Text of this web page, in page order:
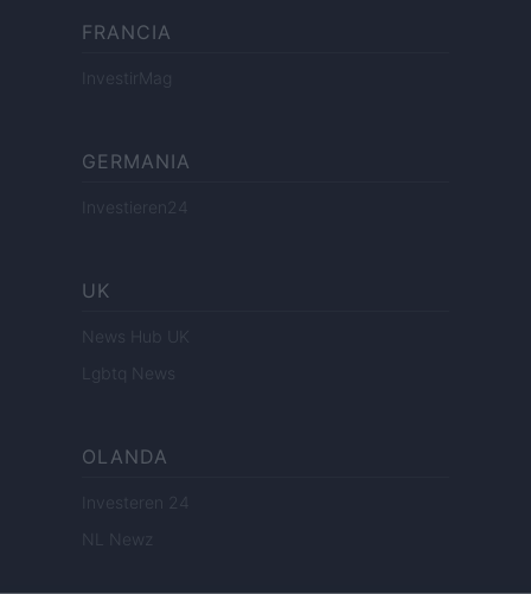
FRANCIA
InvestirMag
GERMANIA
Investieren24
UK
News Hub UK
Lgbtq News
OLANDA
Investeren 24
NL Newz